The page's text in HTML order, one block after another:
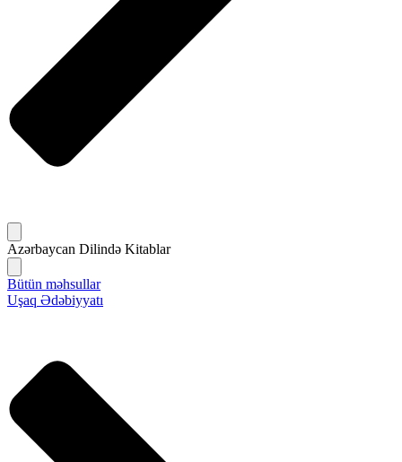
Azərbaycan Dilində Kitablar
Bütün məhsullar
Uşaq Ədəbiyyatı